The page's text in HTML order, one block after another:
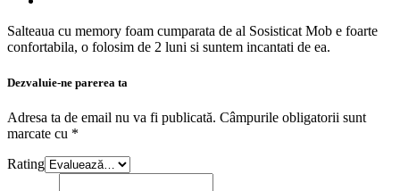
Salteaua cu memory foam cumparata de al Sosisticat Mob e foarte
confortabila, o folosim de 2 luni si suntem incantati de ea.
Dezvaluie-ne parerea ta
Adresa ta de email nu va fi publicată. Câmpurile obligatorii sunt
marcate cu *
Rating